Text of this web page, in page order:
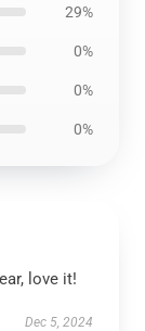
29%
0%
0%
0%
love it!
Dec 5, 2024